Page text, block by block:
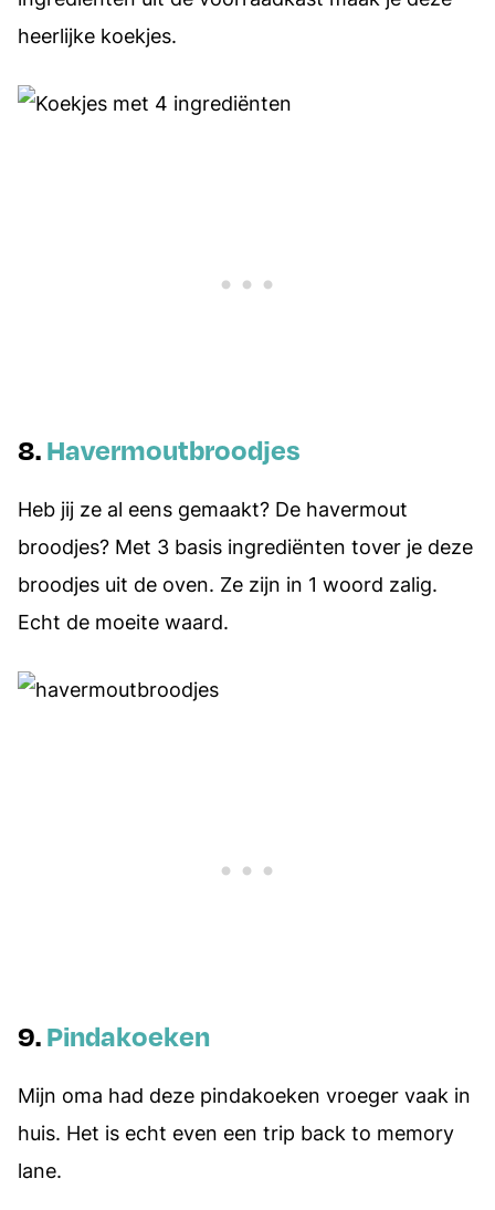
heerlijke koekjes.
8.Havermoutbroodjes
Heb jij ze al eens gemaakt? De havermout
broodjes? Met 3 basis ingrediënten tover je deze
broodjes uit de oven. Ze zijn in 1 woord zalig.
Echt de moeite waard.
9.Pindakoeken
Mijn oma had deze pindakoeken vroeger vaak in
huis. Het is echt even een trip back to memory
lane.